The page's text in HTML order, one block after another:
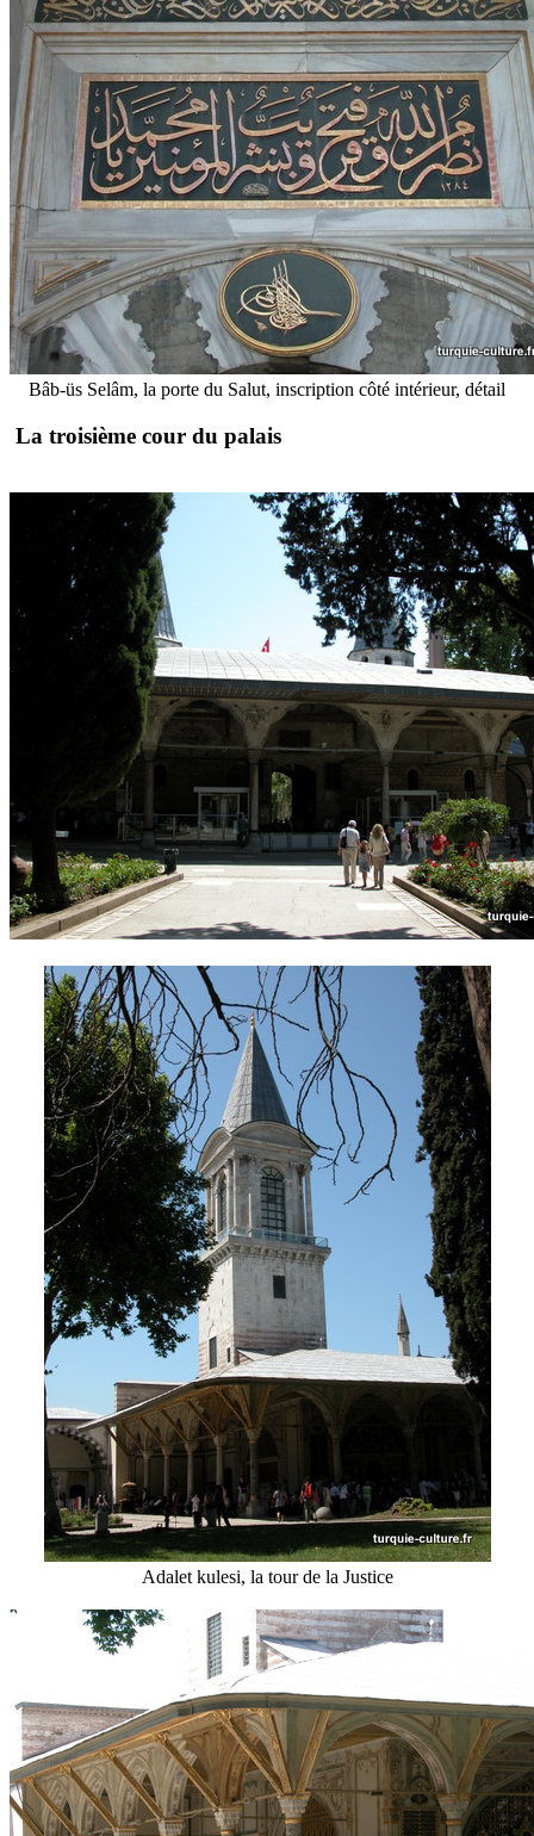
Bâb-üs Selâm, la porte du Salut, inscription côté intérieur, détail
La troisième cour du palais
Adalet kulesi, la tour de la Justice